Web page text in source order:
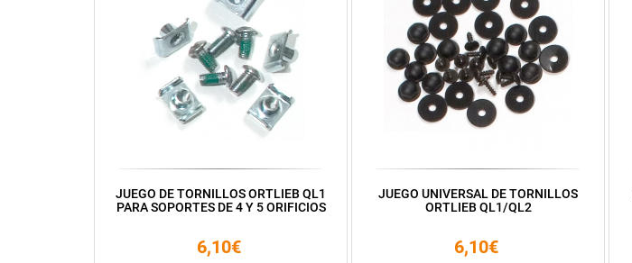
JUEGO DE TORNILLOS ORTLIEB QL1
PARA SOPORTES DE 4 Y 5 ORIFICIOS
6,10€
JUEGO UNIVERSAL DE TORNILLOS
ORTLIEB QL1/QL2
6,10€